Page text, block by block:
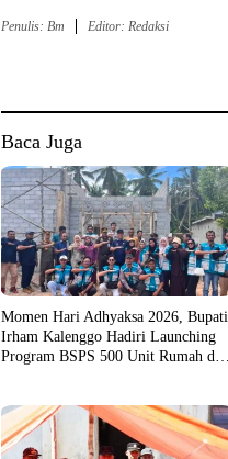
Penulis: Bm Editor: Redaksi
Baca Juga
Momen Hari Adhyaksa 2026, Bupati
Irham Kalenggo Hadiri Launching
Program BSPS 500 Unit Rumah di